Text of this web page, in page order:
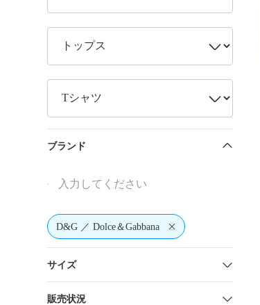
ブランド
D&G ／ Dolce＆Gabbana
サイズ
販売状況